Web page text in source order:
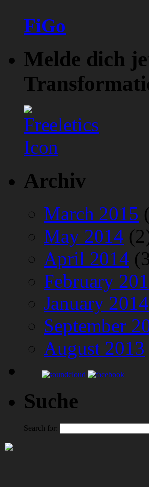
FiGo
Melde dich
Archiv
March 2015
May 2014
April 2014
February
January 2014
September
August 2013
Suche
Search for: